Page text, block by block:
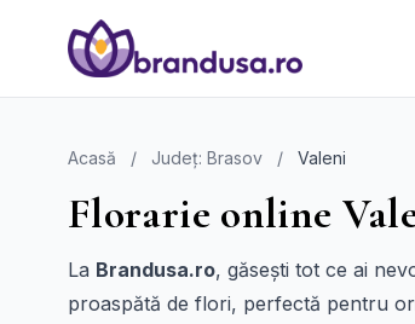
Acasă / Județ: Brasov / Valeni
Florarie online
La Brandusa.ro, găsești tot ce ai
proaspătă de flori, perfectă pentru